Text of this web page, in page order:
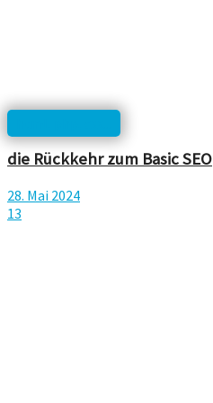
die Rückkehr zum Basic SEO
28. Mai 2024
13